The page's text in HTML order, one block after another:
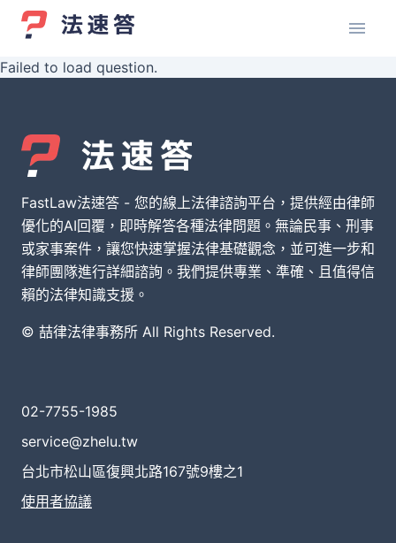
Failed to load question.
FastLaw法速答 - 您的線上法律諮詢平台，提供經由律師
優化的AI回覆，即時解答各種法律問題。無論民事、刑事
或家事案件，讓您快速掌握法律基礎觀念，並可進一步和
律師團隊進行詳細諮詢。我們提供專業、準確、且值得信
賴的法律知識支援。
© 喆律法律事務所 All Rights Reserved.
02-7755-1985
service@zhelu.tw
台北市松山區復興北路167號9樓之1
使用者協議